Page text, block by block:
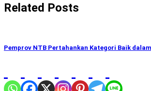
Related Posts
Pemprov NTB Pertahankan Kategori Baik